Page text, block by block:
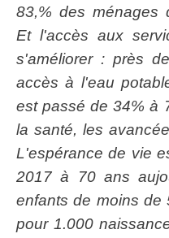
83,% des ménages
Et l'accès aux
s'améliorer : près
accès à l'eau
est passé de 34% à
la santé, les
L'espérance de vie
2017 à 70 ans
enfants de moins
pour 1.000